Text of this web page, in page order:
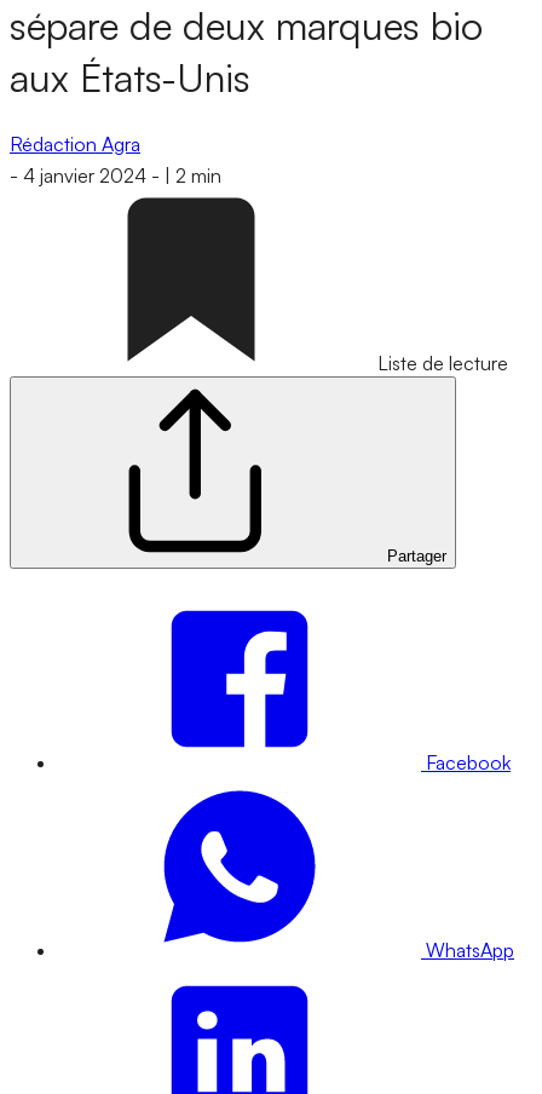
sépare de deux marques bio
aux États-Unis
Rédaction Agra
- 4 janvier 2024 - 2 min
Liste de lecture
Partager
Facebook
WhatsApp